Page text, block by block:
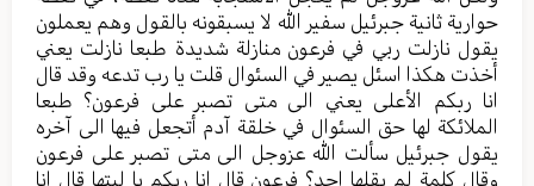
حواریة ثانیة جبرئیل سفیر الله لا یسبقونه بالقول وهم یعملون
یقول نازلت ربي في فرعون منازلة شدیدة طبعا نازلت یعني
أخذت هکذا اسئل یصیر في السئوال قلت یا رب تدعه وقد قال
انا ربکم الأعلی یعني الی متی تصبر علی فرعون؟ طبعا
الملائکة لها حق السئوال في خلقة آدم أتجعل فیها الی آخره
یقول جبرئیل سألت الله عزوجل الی متی تصبر علی فرعون
وقال کلمة لم یقلها احد؟ فرعون قال انا ربکم یا لیتها قال انا